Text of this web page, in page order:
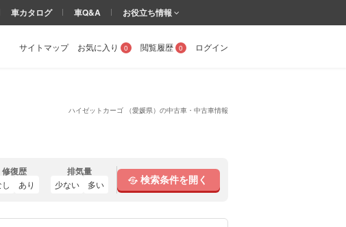
ハイゼットカーゴ （愛媛県）の中古車・中古車情報
サイトマップ お気に入り 0 閲覧履歴 0 ログイン
車カタログ 車Q&A お役立ち情報
修復歴
あり
排気量
少ない 多い 検索条件を開く